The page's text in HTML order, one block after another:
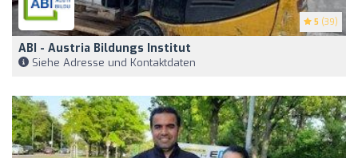
5 (39)
ABI - Austria Bildungs Institut
Siehe Adresse und Kontaktdaten